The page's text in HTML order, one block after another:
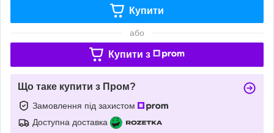
Купити
або
Купити з
Що таке купити з Пром?
Замовлення під захистом
Доступна доставка